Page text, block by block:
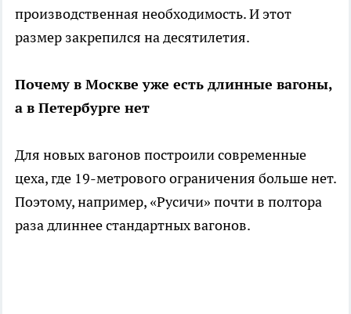
производственная необходимость. И этот
размер закрепился на десятилетия.
Почему в Москве уже есть длинные вагоны,
а в Петербурге нет
Для новых вагонов построили современные
цеха, где 19-метрового ограничения больше нет.
Поэтому, например, «Русичи» почти в полтора
раза длиннее стандартных вагонов.